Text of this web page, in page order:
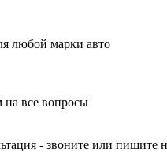
любой марки авто
все вопросы
- звоните или